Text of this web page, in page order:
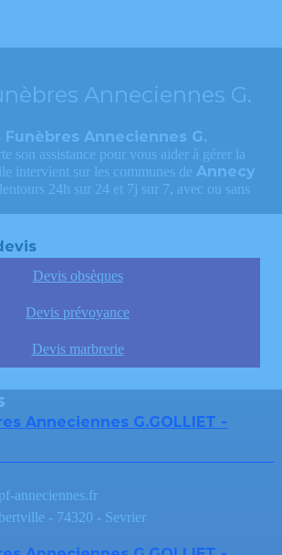
Anneciennes G.
Funèbres Anneciennes G.
son assistance pour vous aider à gérer la
intervient sur les communes de Annecy
24h sur 24 et 7j sur 7, avec ou sans
Devis obsèques
Devis prévoyance
Devis marbrerie
Anneciennes G.GOLLIET -
anneciennes.fr
- 74320 - Sevrier